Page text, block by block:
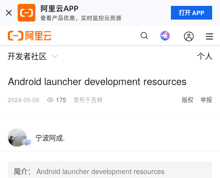
打开 APP
开发者社区 个人
Android launcher development resources
2024-05-09 175 发布于吉林 版权 举报
宁波阿成.
简介： Android launcher development resources